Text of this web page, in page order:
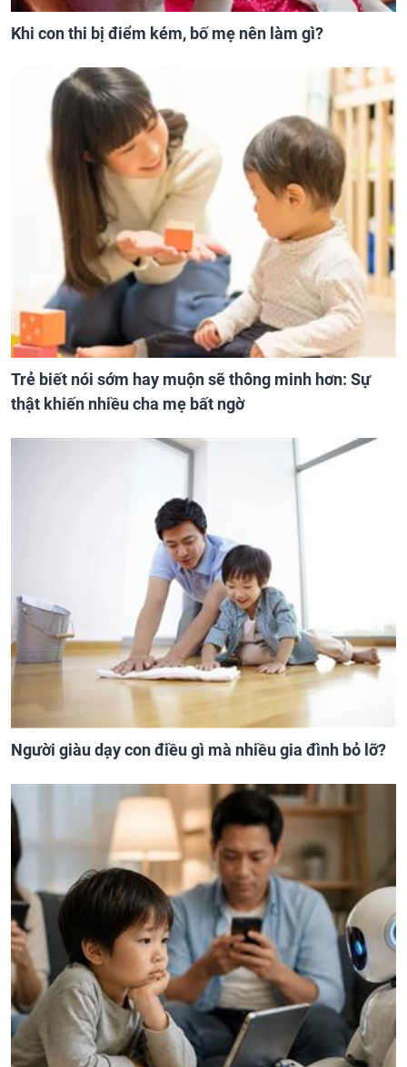
Khi con thi bị điểm kém, bố mẹ nên làm gì?
Trẻ biết nói sớm hay muộn sẽ thông minh hơn: Sự
thật khiến nhiều cha mẹ bất ngờ
Người giàu dạy con điều gì mà nhiều gia đình bỏ lỡ?